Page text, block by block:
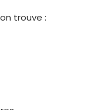
trouve :